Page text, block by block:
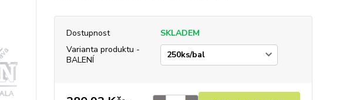
Dostupnost
SKLADEM
Varianta produktu -
BALENÍ